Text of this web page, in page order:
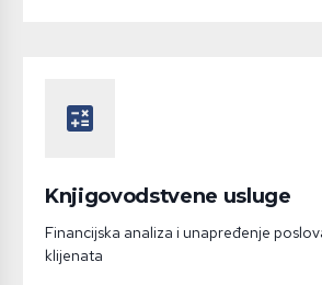
calculate
Knjigovodstvene usluge
Financijska analiza i unapređenje
klijenata